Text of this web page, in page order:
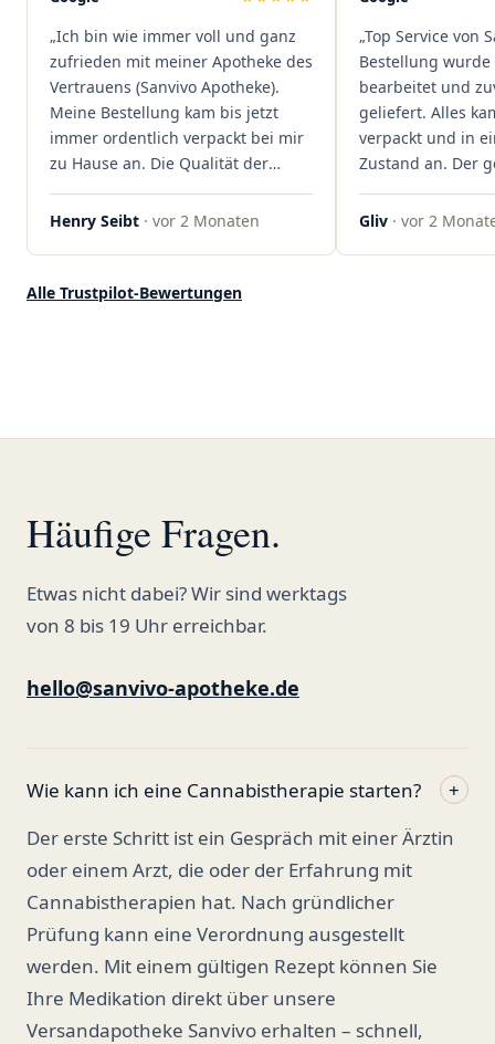
Kundenzufriedenheit an erster
Stelle stehen. Vielen Dank an das
Team von Sanvivo – ich bin
rundum begeistert!"
„Ich bin wie immer voll und ganz
zufrieden mit meiner Apotheke des
Vertrauens (Sanvivo Apotheke).
Meine Bestellung kam bis jetzt
immer ordentlich verpackt bei mir
zu Hause an. Die Qualität der
Blüten ist auch immer auf einem
hohen Niveau, die Auswahl ist
ordentlich gelagert, ich hatte nur
Henry Seibt · vor 2 Monaten
„Top Service von
Bestellung wurde
bearbeitet und
geliefert. Alles
verpackt und in
Zustand an. Der
war
professionell.
Gliv · vor 2
Alle Trustpilot-Bewertungen
Häufige Fragen.
Etwas nicht dabei? Wir sind werktags
von 8 bis 19 Uhr erreichbar.
hello@sanvivo-apotheke.de
Wie kann ich eine Cannabistherapie starten?
+
Der erste Schritt ist ein Gespräch mit einer Ärztin
oder einem Arzt, die oder der Erfahrung mit
Cannabistherapien hat. Nach gründlicher
Prüfung kann eine Verordnung ausgestellt
werden. Mit einem gültigen Rezept können Sie
Ihre Medikation direkt über unsere
Versandapotheke Sanvivo erhalten – schnell,